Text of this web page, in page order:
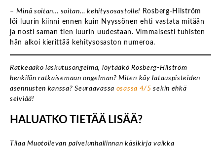
–Minä soitan… soitan… kehitysosastolle! Rosberg-Hilström
löi luurin kiinni ennen kuin Nyyssönen ehti vastata mitään
ja nosti saman tien luurin uudestaan. Vimmaisesti tuhisten
hän alkoi kierittää kehitysosaston numeroa.
Ratkeaako laskutusongelma, löytääkö Rosberg-Hilström
henkilön ratkaisemaan ongelman? Miten käy latauspisteiden
asennusten kanssa? Seuraavassa osassa 4/5 sekin ehkä
selviää!
HALUATKO TIETÄÄ LISÄÄ?
Tilaa Muotoilevan palvelunhallinnan käsikirja vaikka